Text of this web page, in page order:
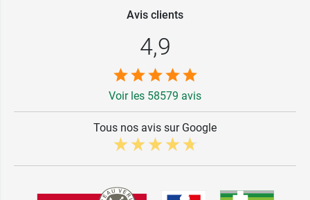
Avis clients
4,9
Voir les 58579 avis
Tous nos avis sur Google